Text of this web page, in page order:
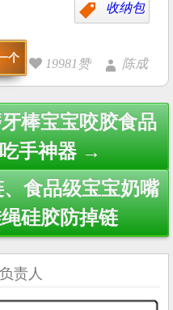
收纳包
个 19981赞 陈成
棒宝宝咬胶食品
手神器 →
食品级宝宝奶嘴
硅胶防掉链
责人